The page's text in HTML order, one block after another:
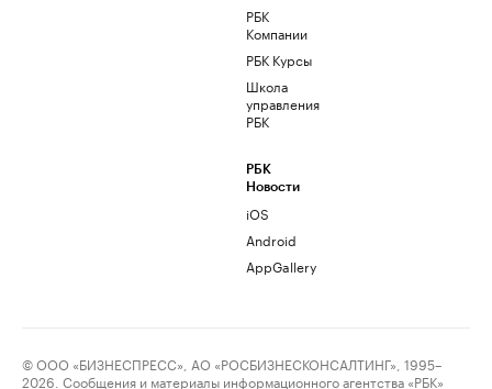
РБК
Компании
РБК Курсы
Школа
управления
РБК
РБК
Новости
iOS
Android
AppGallery
© ООО «БИЗНЕСПРЕСС», АО «РОСБИЗНЕСКОНСАЛТИНГ», 1995–
2026. Сообщения и материалы информационного агентства «РБК»